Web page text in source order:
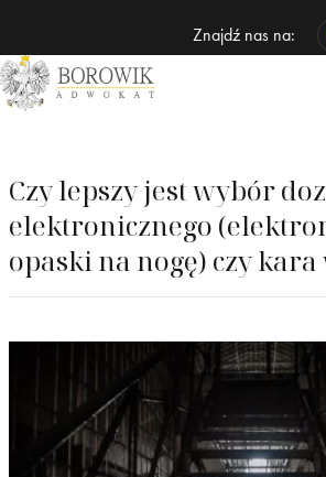
Znajdź nas na:
ADWOKAT
Wojciech
Czy lepszy jest wybór
elektronicznego
opaski na nogę) czy